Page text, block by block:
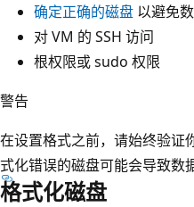
确定正确的磁盘 以避免
对 VM 的 SSH 访问
根权限或 sudo 权限
警告
在设置格式之前，请始终验证
式化错误的磁盘可能会导致数
格式化磁盘